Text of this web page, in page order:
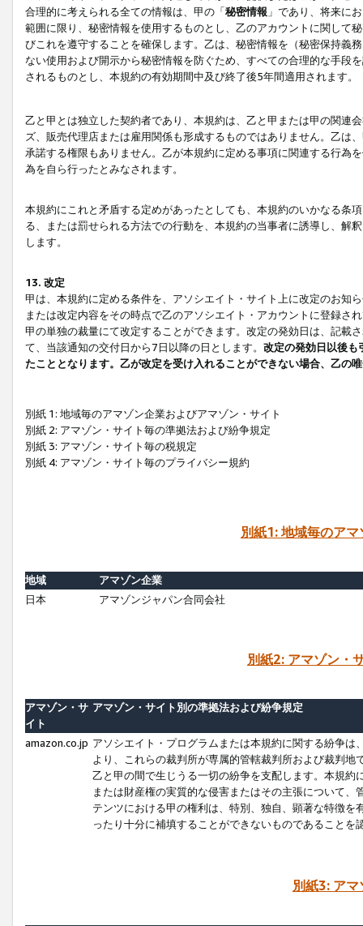
合理的に考えられる全ての情報は、甲の「秘密情報 」であり、将来に
範囲に限り、秘密情報を使用するものとし、乙のアカウントに関して
びこれを遵守することを確保します。乙は、秘密情報を（秘密保持義
ない使用および開示から秘密情報を防ぐため、すべての合理的な手段
されるものとし、本規約の有効期間中及び終了後5年間適用されます。
乙と甲とは独立した契約者であり、本規約は、乙と甲または甲の関連
ズ、販売代理店または雇用関係も形成するものではありません。乙は
承諾する権限もありません。乙が本規約に定める事項に関連する行為
為を自ら行ったとみなされます。
本規約にこれと矛盾する定めがあったとしても、本規約のいかなる条
る、または罰せられる方法での行動を、本規約の当事者に誘導し、解
します。
13. 改定
甲は、本規約に定める条件を、アソシエイト・サイト上に改定のお知
または改定内容をその時点で乙のアソシエイト・アカウントに登録さ
甲の単独の裁量にて改定することができます。改定の発効日は、記載
て、当該通知の交付日から7日以降の日とします。 改定の発効日以後も
たこととなります。乙が改定を受け入れることができない場合、乙の
別紙 1: 地域毎のアマゾン企業およびアマゾン・サイト
別紙 2: アマゾン・サイト毎の準拠法および紛争規定
別紙 3: アマゾン・サイト毎の税規定
別紙 4: アマゾン・サイト毎のプライバシー規約
別紙1: 地域毎のア
地域
アマゾン企業
日本
アマゾンジャパン合同会社
別紙2: アマゾン・
アマゾン・サ
イト
アマゾン・サイト別の準拠法および紛争規定
amazon.co.jp アソシエイト・プログラムまたは本規約に関する紛争
より、これらの裁判所が専属的管轄裁判所および裁判
乙と甲の間で生じうる一切の紛争を支配します。本規
または財産権の実質的な侵害またはその主張について
テンツにおける甲の権利は、特別、独自、顕著な特徴
ったり十分に補填することができないものであることを
別紙3: ア